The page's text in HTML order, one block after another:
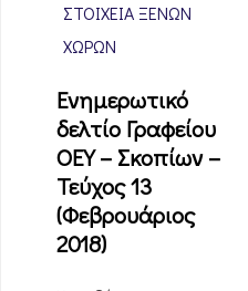
ΣΤΟΙΧΕΊΑ ΞΈΝΩΝ
ΧΩΡΏΝ
Ενημερωτικό
δελτίο Γραφείου
ΟΕΥ – Σκοπίων –
Τεύχος 13
(Φεβρουάριος
2018)